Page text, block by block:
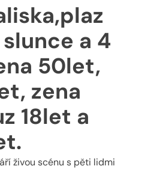
a 4
50let,
zena
18let a
živou scénu s pěti lidmi